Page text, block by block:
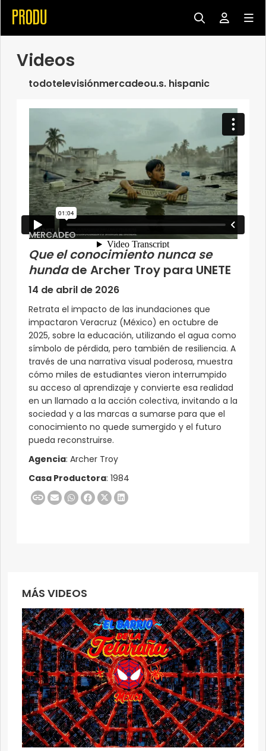
Videos
todotelevisiónmercadeou.s. hispanic
MERCADEO
Que el conocimiento nunca se
hundade Archer Troy para UNETE
14 de abril de 2026
Retrata el impacto de las inundaciones que
impactaron Veracruz (México) en octubre de
2025, sobre la educación, utilizando el agua como
símbolo de pérdida, pero también de resiliencia. A
través de una narrativa visual poderosa, muestra
cómo miles de estudiantes vieron interrumpido
su acceso al aprendizaje y convierte esa realidad
en un llamado a la acción colectiva, invitando a la
sociedad y a las marcas a sumarse para que el
conocimiento no quede sumergido y el futuro
pueda reconstruirse.
Agencia: Archer Troy
Casa Productora: 1984
MÁS VIDEOS